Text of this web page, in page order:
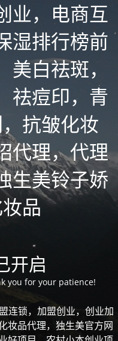
业，电商互
湿排行榜前
白祛斑，
祛痘印，青
抗皱化妆
代理，代理
生美铃子娇
品
开启
you for your patience!
连锁，加盟创业，创业加
妆品代理，独生美官方网